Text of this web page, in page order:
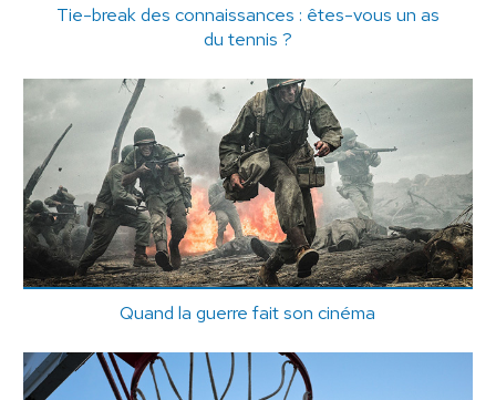
Tie-break des connaissances : êtes-vous un as
du tennis ?
Quand la guerre fait son cinéma